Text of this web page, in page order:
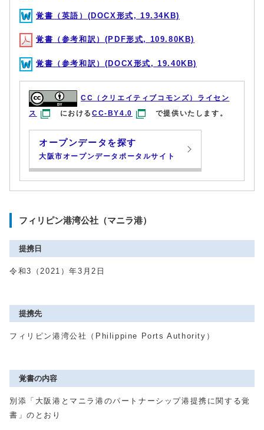
覚書（英語）(DOCX形式, 19.34KB)
覚書（参考和訳）(PDF形式, 109.80KB)
覚書（参考和訳）(DOCX形式, 19.40KB)
CC（クリエイティブコモンズ）ライセン
ス
におけるCC-BY4.0 で提供いたします。
オープンデータを探す
大阪市オープンデータポータルサイト
フィリピン港湾公社（マニラ港）
提携日
令和3（2021）年3月2日
提携先
フィリピン港湾公社（Philippine Ports Authority）
覚書の内容
別添「大阪港とマニラ港のパートナーシップ港提携に関する覚
書」のとおり